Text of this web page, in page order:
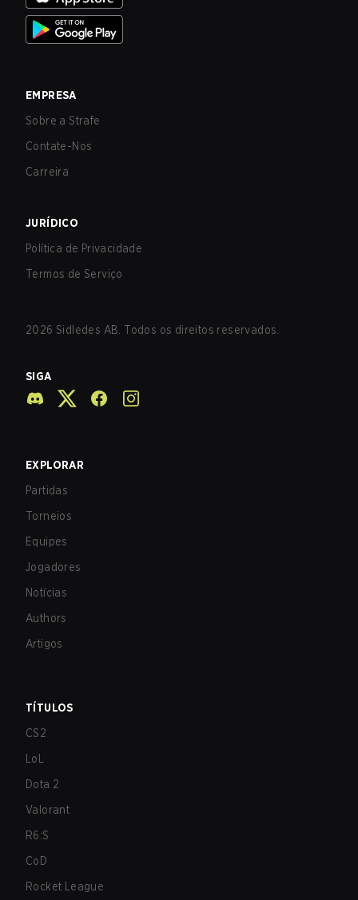
EMPRESA
Sobre a Strafe
Contate-Nos
Carreira
JURÍDICO
Política de Privacidade
Termos de Serviço
2026 Sidledes AB. Todos os direitos reservados.
SIGA
EXPLORAR
Partidas
Torneios
Equipes
Jogadores
Notícias
Authors
Artigos
TÍTULOS
CS2
LoL
Dota 2
Valorant
R6:S
CoD
Rocket League